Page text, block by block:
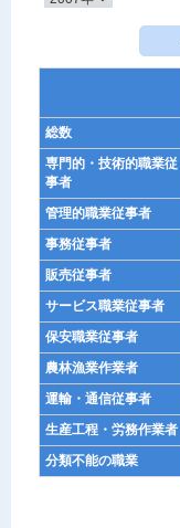
総数
専門的・技術的職業従
事者
管理的職業従事者
事務従事者
販売従事者
サービス職業従事者
保安職業従事者
農林漁業作業者
運輸・通信従事者
生産工程・労務作業者
分類不能の職業